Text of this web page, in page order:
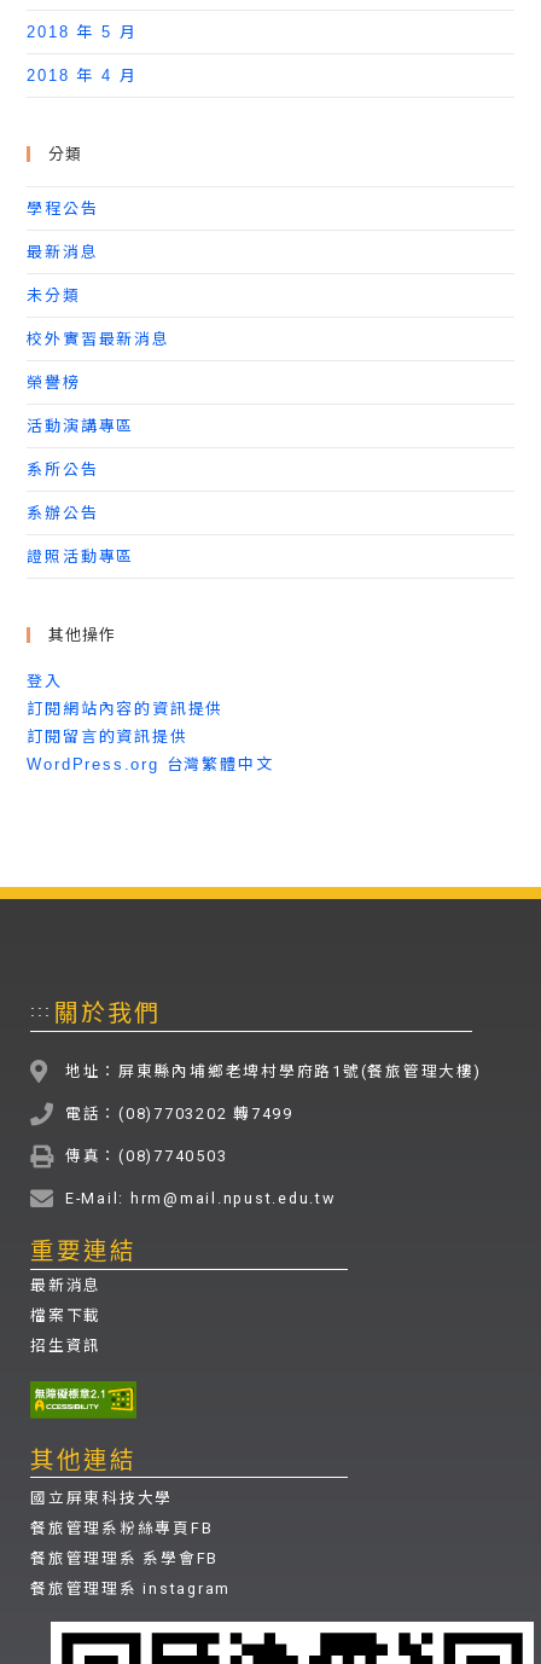
2018 年 5 月
2018 年 4 月
分類
學程公告
最新消息
未分類
校外實習最新消息
榮譽榜
活動演講專區
系所公告
系辦公告
證照活動專區
其他操作
登入
訂閱網站內容的資訊提供
訂閱留言的資訊提供
WordPress.org 台灣繁體中文
::: 關於我們
地址：屏東縣內埔鄉老埤村學府路1號(餐旅管理大樓)
電話：(08)7703202 轉7499
傳真：(08)7740503
E-Mail: hrm@mail.npust.edu.tw
重要連結
最新消息
檔案下載
招生資訊
其他連結
國立屏東科技大學
餐旅管理系粉絲專頁FB
餐旅管理理系 系學會FB
餐旅管理理系 instagram